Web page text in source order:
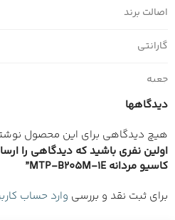
اصالت برند
گارانتی
جعبه
دیدگاهها
هیچ دیدگاهی برای این محصول
اولین نفری باشید که دیدگاهی را
کاسیو مردانه MTP-B205M-1E”
برای ثبت نقد و بررسی وارد حساب